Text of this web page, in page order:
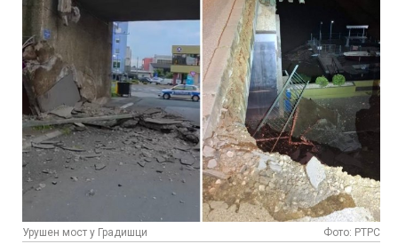
Урушен мост у Градишци Фото: РТРС